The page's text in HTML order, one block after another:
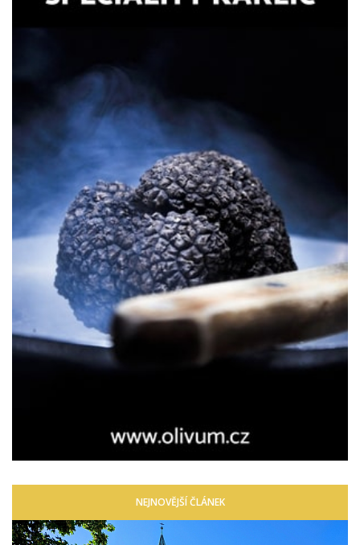
NEJNOVĚJŠÍ ČLÁNEK